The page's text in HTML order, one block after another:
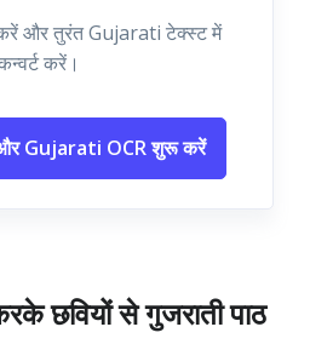
और तुरंत Gujarati टेक्स्ट में
करें।
Gujarati OCR शुरू करें
छवियों से गुजराती पाठ